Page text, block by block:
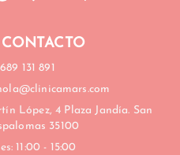
131 891
López, 4 Plaza Jandía. San
35100
11:00 - 15:00